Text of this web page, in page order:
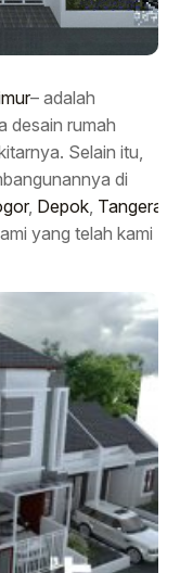
– adalah
desain rumah
Selain itu,
di
, Depok,
yang telah kami